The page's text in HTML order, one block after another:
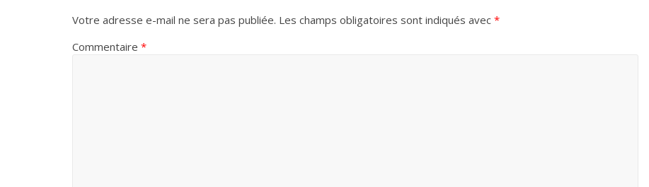
Votre adresse e-mail ne sera pas publiée. Les champs obligatoires sont indiqués avec *
Commentaire *